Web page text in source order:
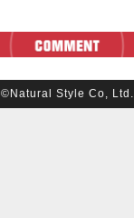
©Natural Style Co, Ltd.